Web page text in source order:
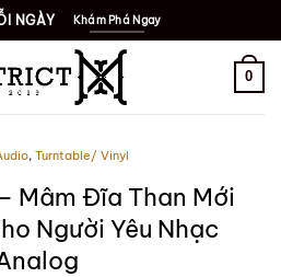
NGÀY Khám Phá Ngay
0
, Turntable/ Vinyl
Mâm Đĩa Than Mới
Người Yêu Nhạc